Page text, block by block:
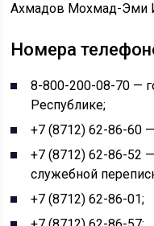
Ахмадов Мохмад-Эми
Номера
8-800-200-08-70 —
Республике;
+7 (8712) 62-86-60
+7 (8712) 62-86-52
служебной
+7 (8712) 62-86-01;